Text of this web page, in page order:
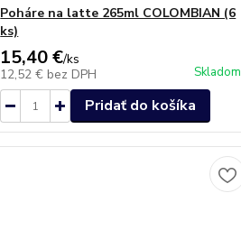
Poháre na latte 265ml COLOMBIAN (6
ks)
15,40 €/ks
12,52 € bez DPH Skladom
Pridať do košíka